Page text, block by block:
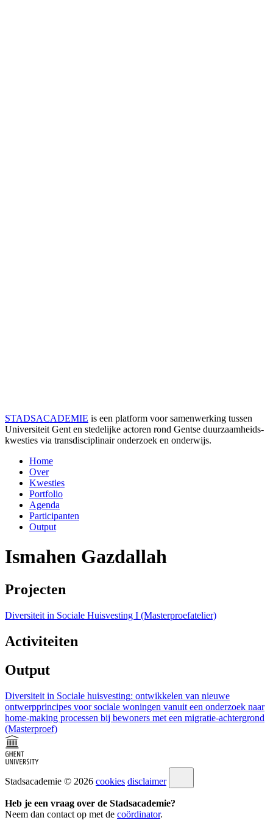
STADSACADEMIE is een platform voor samenwerking tussen
Universiteit Gent en stedelijke actoren rond Gentse duurzaamheids­
kwesties via transdisciplinair onderzoek en onderwijs.
Home
Over
Kwesties
Portfolio
Agenda
Participanten
Output
Ismahen Gazdallah
Projecten
Diversiteit in Sociale Huisvesting I (Masterproefatelier)
Activiteiten
Output
Diversiteit in Sociale huisvesting: ontwikkelen van nieuwe
ontwerpprincipes voor sociale woningen vanuit een onderzoek naar
home-making processen bij bewoners met een migratie-achtergrond
(Masterproef)
Stadsacademie © 2026 cookies disclaimer
Heb je een vraag over de Stadsacademie?
Neem dan contact op met de coördinator.